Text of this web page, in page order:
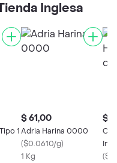
Inglesa
1
$ 61,00
Adria Harina 0000
($0.0610/g)
1 Kg
$
Fina
(